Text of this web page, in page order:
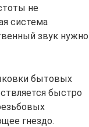
не
система
звук нужно
бытовых
быстро
гнездо.